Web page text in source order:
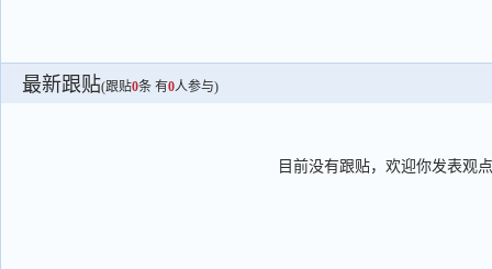
最新跟贴(跟贴0条 有0人参与)
目前没有跟贴，欢迎你发表观点